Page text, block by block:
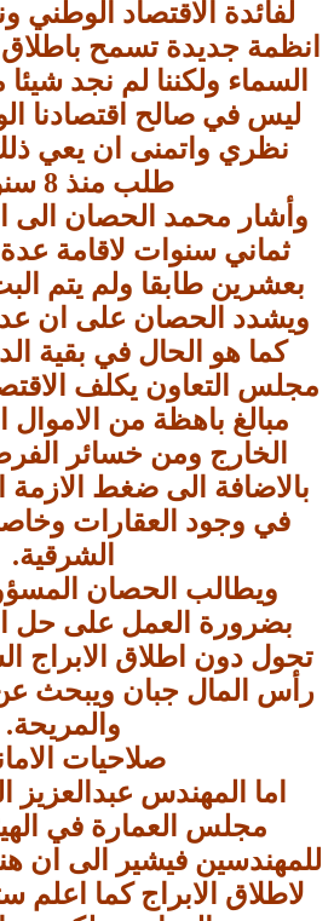
لفائدة الاقتصاد الوطني
انظمة جديدة تسمح باطلاق
السماء ولكننا لم نجد
ليس في صالح اقتصادنا
نظري واتمنى ان يعي
طلب منذ 8 سنوات
وأشار محمد الحصان الى
ثماني سنوات لاقامة عدة
بعشرين طابقا ولم يتم
ويشدد الحصان على ان
كما هو الحال في بقية
مجلس التعاون يكلف
مبالغ باهظة من
الخارج ومن خسائر
بالاضافة الى ضغط الازمة
في وجود العقارات
الشرقية.
ويطالب الحصان
بضرورة العمل على حل
تحول دون اطلاق الابراج
رأس المال جبان ويبحث
والمريحة.
صلاحيات
اما المهندس عبدالعزيز
مجلس العمارة في
للمهندسين فيشير الى ان
لاطلاق الابراج كما